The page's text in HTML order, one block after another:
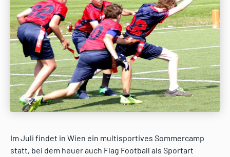
Im Juli findet in Wien ein multisportives Sommercamp
statt, bei dem heuer auch Flag Football als Sportart